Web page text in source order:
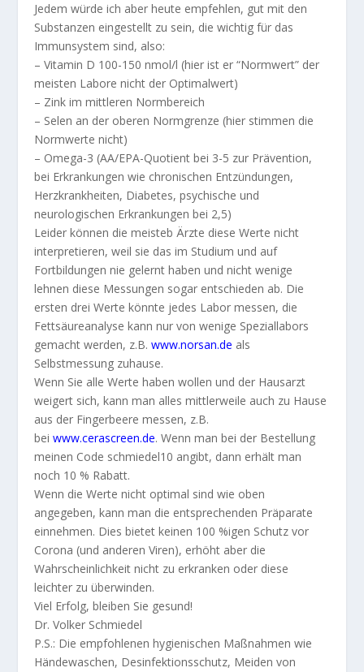
Jedem würde ich aber heute empfehlen, gut mit den
Substanzen eingestellt zu sein, die wichtig für das
Immunsystem sind, also:
– Vitamin D 100-150 nmol/l (hier ist er “Normwert” der
meisten Labore nicht der Optimalwert)
– Zink im mittleren Normbereich
– Selen an der oberen Normgrenze (hier stimmen die
Normwerte nicht)
– Omega-3 (AA/EPA-Quotient bei 3-5 zur Prävention,
bei Erkrankungen wie chronischen Entzündungen,
Herzkrankheiten, Diabetes, psychische und
neurologischen Erkrankungen bei 2,5)
Leider können die meisteb Ärzte diese Werte nicht
interpretieren, weil sie das im Studium und auf
Fortbildungen nie gelernt haben und nicht wenige
lehnen diese Messungen sogar entschieden ab. Die
ersten drei Werte könnte jedes Labor messen, die
Fettsäureanalyse kann nur von wenige Speziallabors
gemacht werden, z.B.www.norsan.de als
Selbstmessung zuhause.
Wenn Sie alle Werte haben wollen und der Hausarzt
weigert sich, kann man alles mittlerweile auch zu Hause
aus der Fingerbeere messen, z.B.
beiwww.cerascreen.de. Wenn man bei der Bestellung
meinen Code schmiedel10 angibt, dann erhält man
noch 10 % Rabatt.
Wenn die Werte nicht optimal sind wie oben
angegeben, kann man die entsprechenden Präparate
einnehmen. Dies bietet keinen 100 %igen Schutz vor
Corona (und anderen Viren), erhöht aber die
Wahrscheinlichkeit nicht zu erkranken oder diese
leichter zu überwinden.
Viel Erfolg, bleiben Sie gesund!
Dr. Volker Schmiedel
P.S.: Die empfohlenen hygienischen Maßnahmen wie
Händewaschen, Desinfektionsschutz, Meiden von